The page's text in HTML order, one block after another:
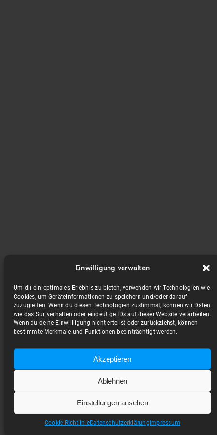
Einwilligung verwalten
Um dir ein optimales Erlebnis zu bieten, verwenden wir Technologien wie
Cookies, um Geräteinformationen zu speichern und/oder darauf
zuzugreifen. Wenn du diesen Technologien zustimmst, können wir Daten
wie das Surfverhalten oder eindeutige IDs auf dieser Website verarbeiten.
Wenn du deine Einwillligung nicht erteilst oder zurückziehst, können
bestimmte Merkmale und Funktionen beeinträchtigt werden.
Akzeptieren
Ablehnen
Einstellungen ansehen
Cookie-RichtlinieDatenschutzerklärung Impressum